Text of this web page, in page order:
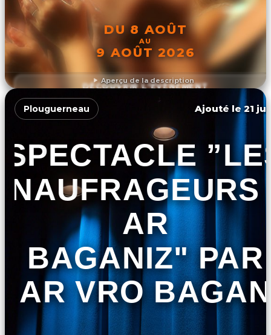
Aperçu de la description
DU 8 AOÛT
AU
9 AOÛT 2026
DÉCOUVRIR L'ÉVÉNEMENT
Plouguerneau Ajouté le 21
SPECTACLE
NAUFRAGEURS
AR
BAGANIZ" PAR
AR VRO BAGAN